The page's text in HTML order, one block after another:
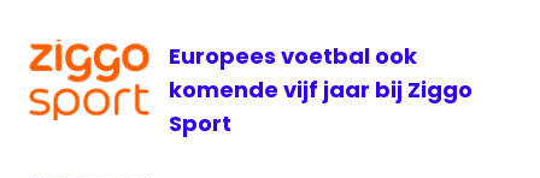
televisie
voetbal
Europees voetbal ook
komende vijf jaar bij Ziggo
Sport